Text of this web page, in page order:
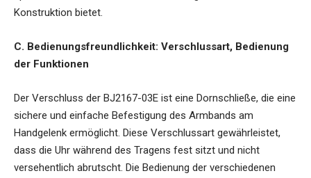
Konstruktion bietet.
C. Bedienungsfreundlichkeit: Verschlussart, Bedienung
der Funktionen
Der Verschluss der BJ2167-03E ist eine Dornschließe, die eine
sichere und einfache Befestigung des Armbands am
Handgelenk ermöglicht. Diese Verschlussart gewährleistet,
dass die Uhr während des Tragens fest sitzt und nicht
versehentlich abrutscht. Die Bedienung der verschiedenen